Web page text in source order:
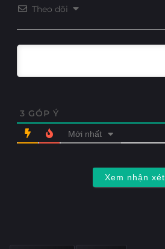
Theo dõi
3 GÓP Ý
Mới nhất
Xem nhận xét